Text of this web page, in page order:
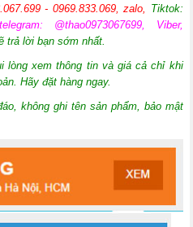
- 0969.833.069, zalo, Tiktok:
telegram: @thao0973067699, Viber,
trả lời bạn sớm nhất.
lòng xem thông tin và giá cả chỉ khi
Hãy đặt hàng ngay.
không ghi tên sản phẩm, bảo mật